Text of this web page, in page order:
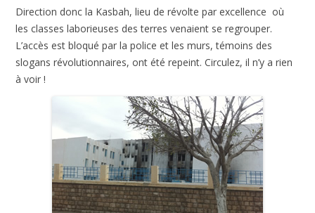
Direction donc la Kasbah, lieu de révolte par excellence où
les classes laborieuses des terres venaient se regrouper.
L’accès est bloqué par la police et les murs, témoins des
slogans révolutionnaires, ont été repeint. Circulez, il n’y a rien
à voir !